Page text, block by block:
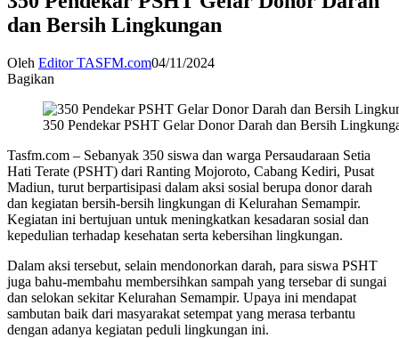
dan Bersih Lingkungan
Oleh Editor TASFM.com04/11/2024
Bagikan
350 Pendekar PSHT Gelar Donor Darah dan Bersih
Tasfm.com – Sebanyak 350 siswa dan warga Persaudaraan Setia
Hati Terate (PSHT) dari Ranting Mojoroto, Cabang Kediri, Pusat
Madiun, turut berpartisipasi dalam aksi sosial berupa donor darah
dan kegiatan bersih-bersih lingkungan di Kelurahan Semampir.
Kegiatan ini bertujuan untuk meningkatkan kesadaran sosial dan
kepedulian terhadap kesehatan serta kebersihan lingkungan.
Dalam aksi tersebut, selain mendonorkan darah, para siswa PSHT
juga bahu-membahu membersihkan sampah yang tersebar di sungai
dan selokan sekitar Kelurahan Semampir. Upaya ini mendapat
sambutan baik dari masyarakat setempat yang merasa terbantu
dengan adanya kegiatan peduli lingkungan ini.